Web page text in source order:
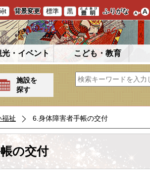
背景変更 標準 黒 ふりがな
光・イベント こども・教育
施設を
探す
福祉 6.身体障害者手帳の交付
の交付